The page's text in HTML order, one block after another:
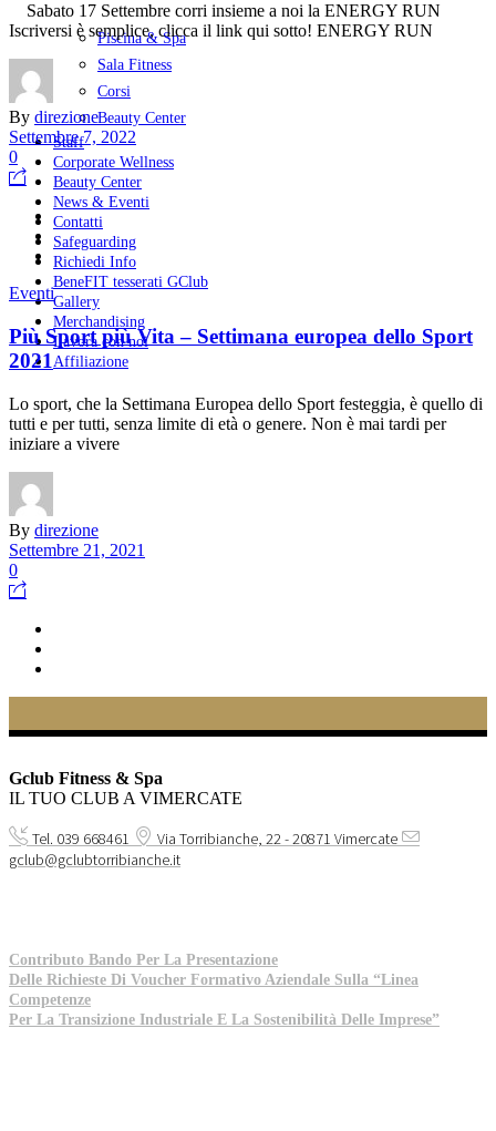
Piscina & Spa
Sala Fitness
Corsi
Beauty Center
Staff
Corporate Wellness
Beauty Center
News & Eventi
Contatti
Safeguarding
Richiedi Info
BeneFIT tesserati GClub
Gallery
Merchandising
Lavora con noi
Affiliazione
Sabato 17 Settembre corri insieme a noi la ENERGY RUN
Iscriversi è semplice, clicca il link qui sotto! ENERGY RUN
By direzione
Settembre 7, 2022
0
Eventi
Più Sport più Vita – Settimana europea dello Sport
2021
Lo sport, che la Settimana Europea dello Sport festeggia, è quello di
tutti e per tutti, senza limite di età o genere. Non è mai tardi per
iniziare a vivere
By direzione
Settembre 21, 2021
0
Gclub Fitness & Spa
IL TUO CLUB A VIMERCATE
Tel. 039 668461
Via Torribianche, 22 - 20871 Vimercate
gclub@gclubtorribianche.it
Contributo Bando Per La Presentazione
Delle Richieste Di Voucher Formativo Aziendale Sulla “Linea
Competenze
Per La Transizione Industriale E La Sostenibilità Delle Imprese”